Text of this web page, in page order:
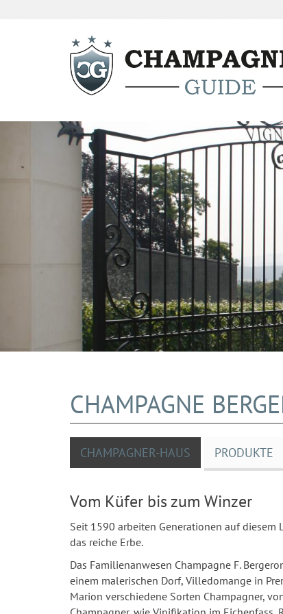
CHAMPAGNE
CHAMPAGNER-HAUS PRODUKTE
Vom Küfer bis zum Winzer
Seit 1590 arbeiten Generationen auf diesem
das reiche Erbe.
Das Familienanwesen Champagne F.
einem malerischen Dorf, Villedomange in
Marion verschiedene Sorten Champagner,